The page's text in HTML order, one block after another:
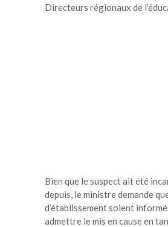
Directeurs régionaux de
Bien que le suspect ait été
depuis, le ministre demande
d’établissement soient
admettre le mis en cause en